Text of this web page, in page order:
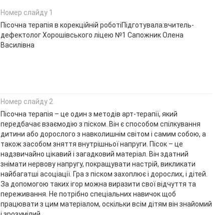
Номер слайду 1
Пісочна терапія в корекційній роботіПідготувала:вчитель-
дефектолог Хорошівського ліцею №1 Сапожник Олена
Василівна
Номер слайду 2
Пісочна терапія – це один з методів арт-терапії, який
передбачає взаємодію з піском. Він є способом спілкування
дитини або дорослого з навколишнім світом і самим собою, а
також засобом зняття внутрішньої напруги. Пісок – це
надзвичайно цікавий і загадковий матеріал. Він здатний
знімати нервову напругу, покращувати настрій, викликати
найбагатші асоціації. Гра з піском захоплює і дорослих, і дітей.
За допомогою таких ігор можна виразити свої відчуття та
переживання. Не потрібно спеціальних навичок щоб
працювати з цим матеріалом, оскільки всім дітям він знайомий